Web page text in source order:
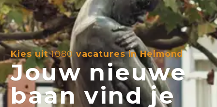
Kies uit1080vacatures in Helmond
Jouw nieuwe
baan vind je